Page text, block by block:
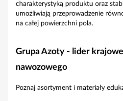
charakterystyką produktu oraz
umożliwiają przeprowadzenie
na całej powierzchni pola.
Grupa Azoty - lider
nawozowego
Poznaj asortyment i materiały